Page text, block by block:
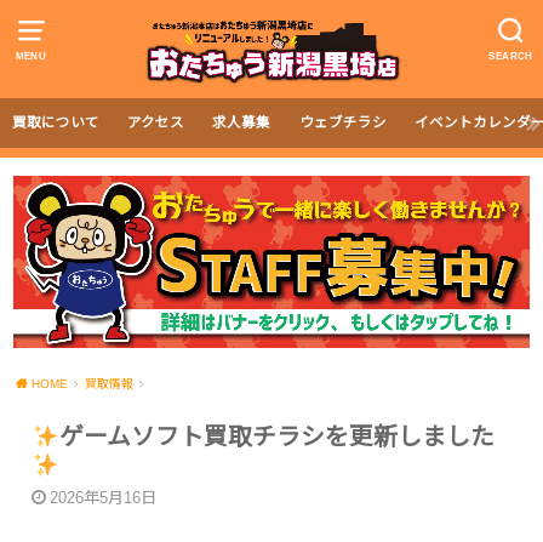
MENU SEARCH
買取について アクセス 求人募集 ウェブチラシ イベントカレンダ
HOME 買取情報
ゲームソフト買取チラシを更新しました
2026年5月16日